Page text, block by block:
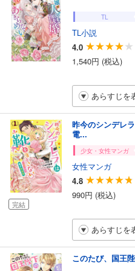
TL
TL小説
4.0
1,540円 (税込)
あらすじを
完結
昨今のシンデレ
電...
少女・女性マンガ
女性マンガ
4.8
990円 (税込)
あらすじを
このたび、国王